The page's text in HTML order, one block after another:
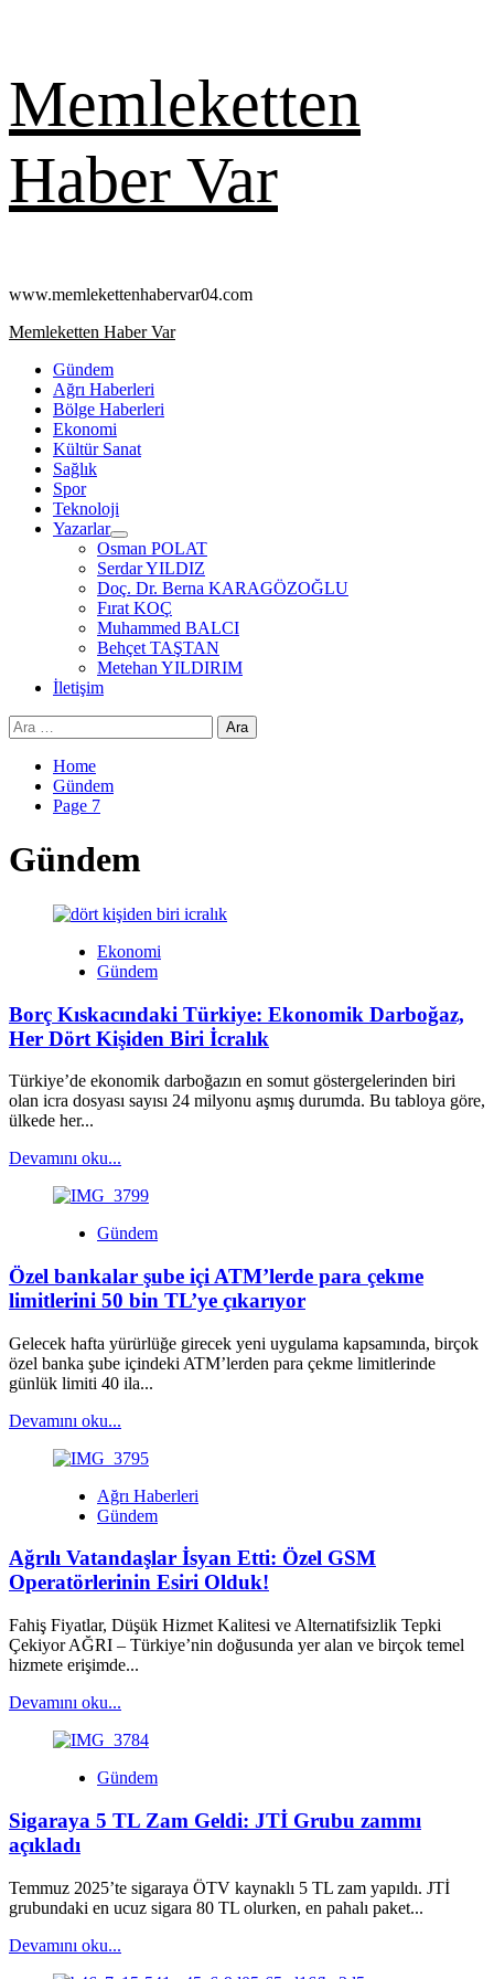
to
content
Memleketten
Haber Var
www.memlekettenhabervar04.com
Primary
Memleketten Haber Var
Gündem
Ağrı Haberleri
Bölge Haberleri
Ekonomi
Kültür Sanat
Sağlık
Spor
Teknoloji
Yazarlar
Osman POLAT
Serdar YILDIZ
Doç. Dr. Berna KARAGÖZOĞLU
Fırat KOÇ
Muhammed BALCI
Behçet TAŞTAN
Metehan YILDIRIM
İletişim
Arama:
Home
Gündem
Page 7
Gündem
Ekonomi
Gündem
Borç Kıskacındaki Türkiye: Ekonomik Darboğaz,
Her Dört Kişiden Biri İcralık
Türkiye’de ekonomik darboğazın en somut göstergelerinden biri
olan icra dosyası sayısı 24 milyonu aşmış durumda. Bu tabloya göre,
ülkede her...
Devamını oku...
about
Kıskacındaki
Ekonomik
Darboğaz,
Her
Dört
Kişiden
Biri
İcralık
Gündem
Özel bankalar şube içi ATM’lerde para çekme
limitlerini 50 bin TL’ye çıkarıyor
Gelecek hafta yürürlüğe girecek yeni uygulama kapsamında, birçok
özel banka şube içindeki ATM’lerden para çekme limitlerinde
günlük limiti 40 ila...
Devamını oku...
about
bankalar
şube
ATM’lerde
para
limitlerini
50
bin
Ağrı Haberleri
Gündem
Ağrılı Vatandaşlar İsyan Etti: Özel GSM
Operatörlerinin Esiri Olduk!
Fahiş Fiyatlar, Düşük Hizmet Kalitesi ve Alternatifsizlik Tepki
Çekiyor AĞRI – Türkiye’nin doğusunda yer alan ve birçok temel
hizmete erişimde...
Devamını oku...
about
Vatandaşlar
Etti:
Operatörlerinin
Esiri
Olduk!
Gündem
Sigaraya 5 TL Zam Geldi: JTİ Grubu zammı
açıkladı
Temmuz 2025’te sigaraya ÖTV kaynaklı 5 TL zam yapıldı. JTİ
grubundaki en ucuz sigara 80 TL olurken, en pahalı paket...
Devamını oku...